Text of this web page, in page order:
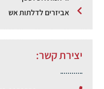
אביזרים לדלתות אש
יצירת קשר: